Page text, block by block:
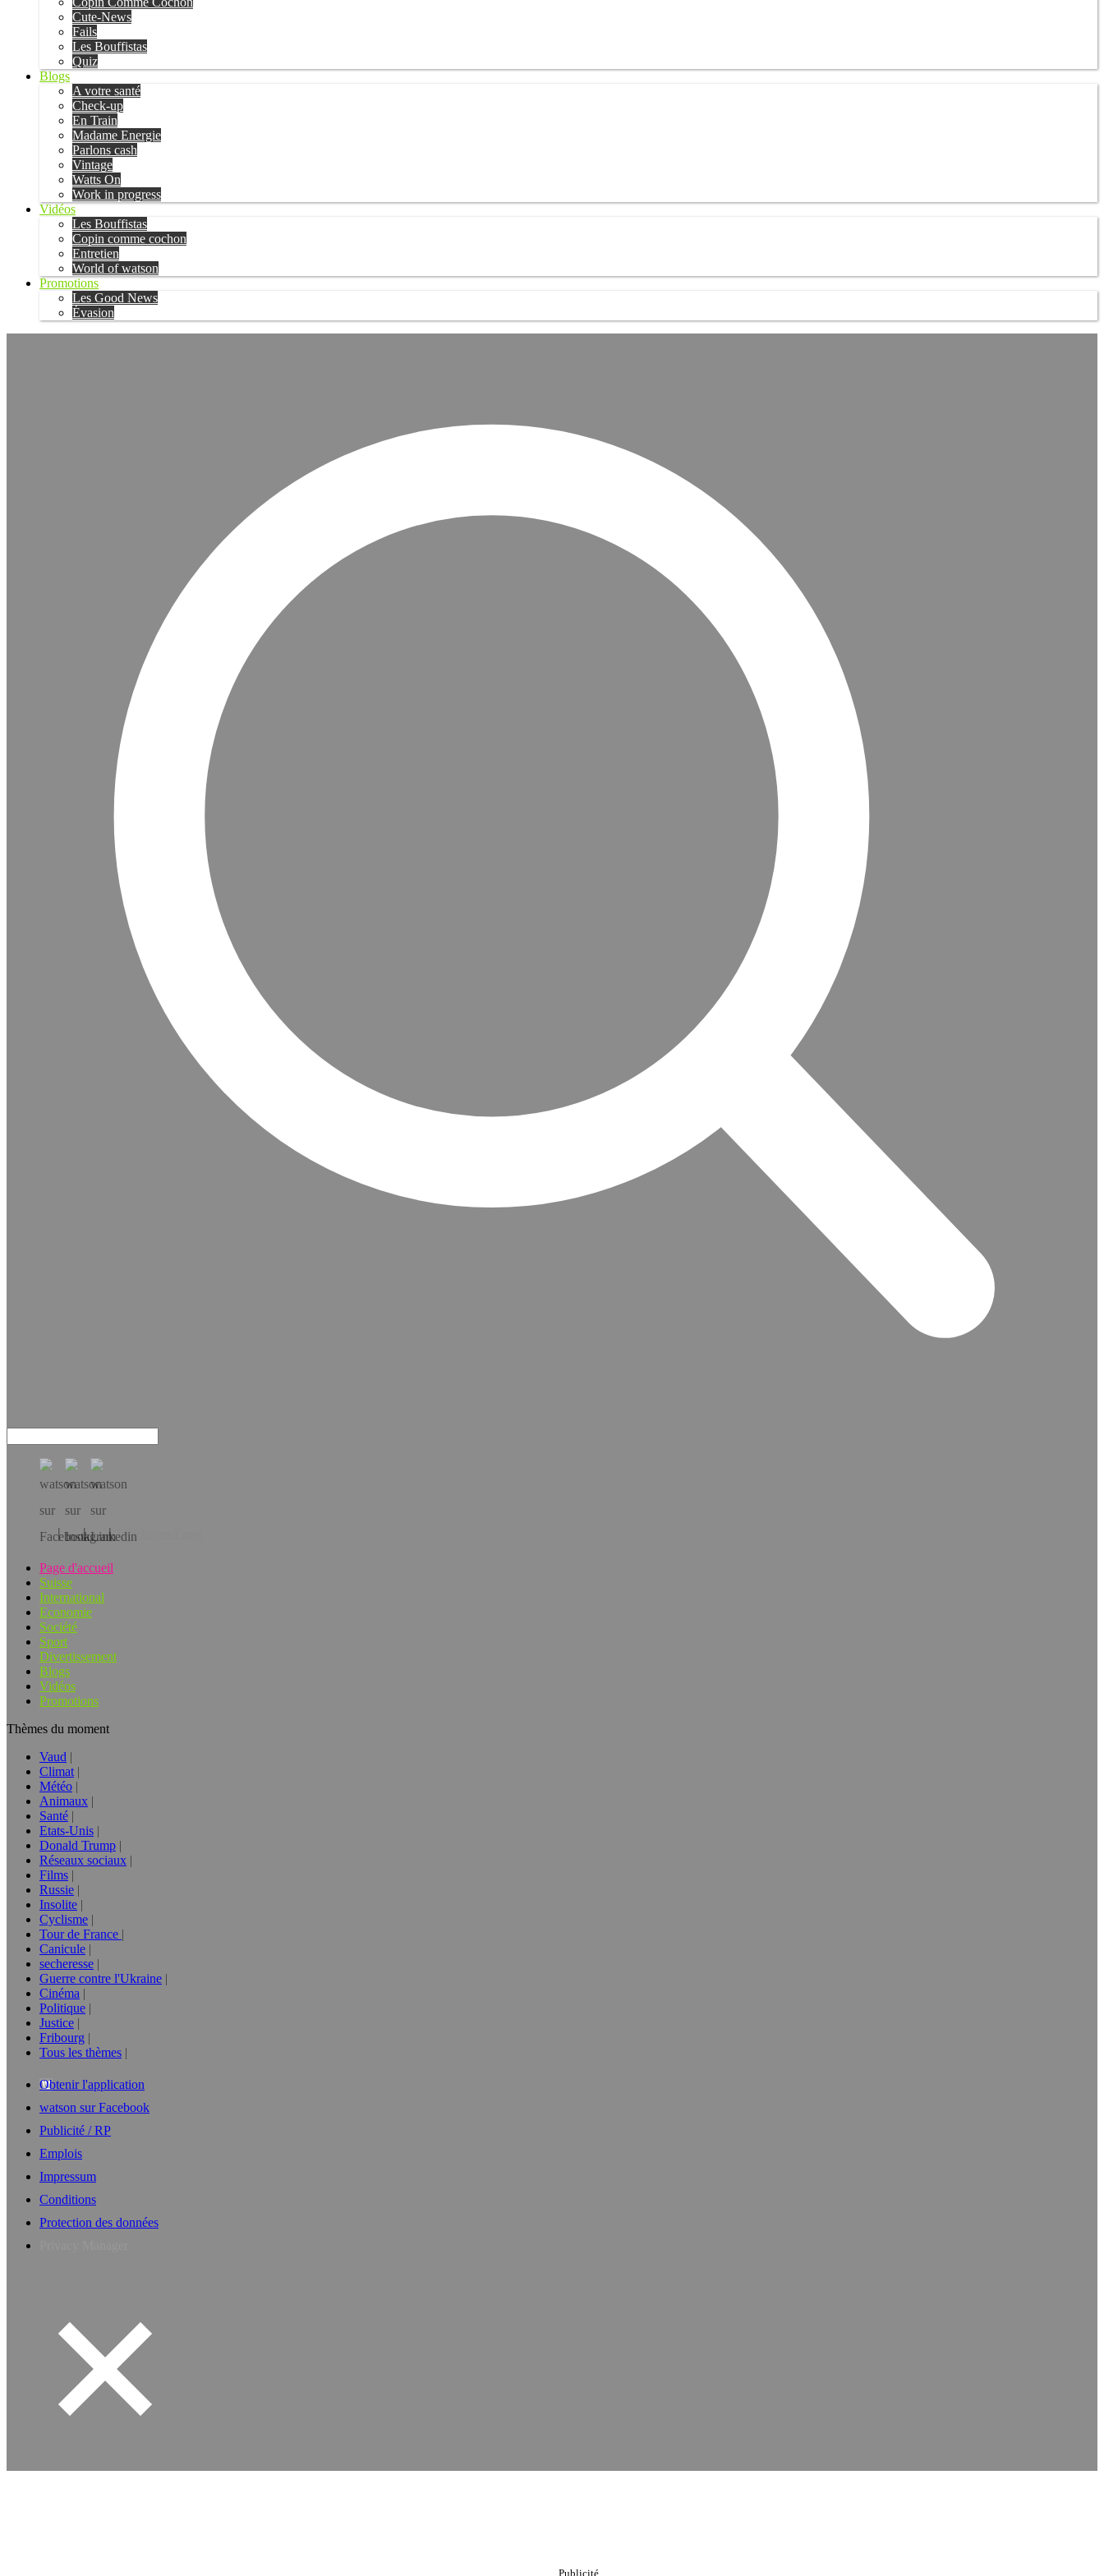
Cute-News
Fails
Les Bouffistas
Quiz
Blogs
A votre santé
Check-up
En Train
Madame Energie
Parlons cash
Vintage
Watts On
Work in progress
Vidéos
Les Bouffistas
Copin comme cochon
Entretien
World of watson
Promotions
Les Good News
Évasion
Téléchargez l’app!
Page d'accueil
Suisse
International
Economie
Société
Sport
Divertissement
Blogs
Vidéos
Promotions
Thèmes du moment
Vaud
Climat
Météo
Animaux
Santé
Etats-Unis
Donald Trump
Réseaux sociaux
Films
Russie
Insolite
Cyclisme
Tour de France
Canicule
secheresse
Guerre contre l'Ukraine
Cinéma
Politique
Justice
Fribourg
Tous les thèmes
Obtenir l'application
watson sur Facebook
Publicité / RP
Emplois
Impressum
Conditions
Protection des données